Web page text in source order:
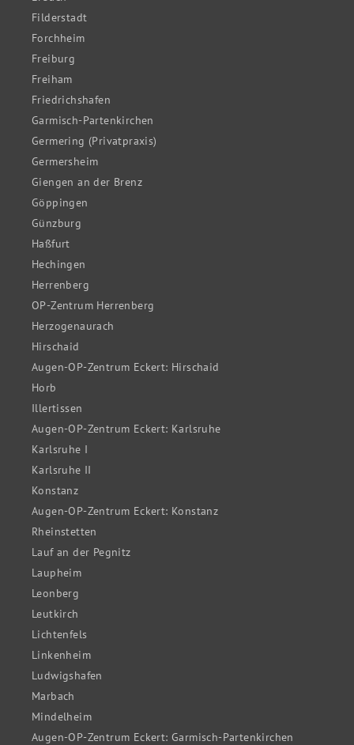
Filderstadt
Forchheim
Freiburg
Freiham
Friedrichshafen
Garmisch-Partenkirchen
Germering (Privatpraxis)
Germersheim
Giengen an der Brenz
Göppingen
Günzburg
Haßfurt
Hechingen
Herrenberg
OP-Zentrum Herrenberg
Herzogenaurach
Hirschaid
Augen-OP-Zentrum Eckert: Hirschaid
Horb
Illertissen
Augen-OP-Zentrum Eckert: Karlsruhe
Karlsruhe I
Karlsruhe II
Konstanz
Augen-OP-Zentrum Eckert: Konstanz
Rheinstetten
Lauf an der Pegnitz
Laupheim
Leonberg
Leutkirch
Lichtenfels
Linkenheim
Ludwigshafen
Marbach
Mindelheim
Augen-OP-Zentrum Eckert: Garmisch-Partenkirchen